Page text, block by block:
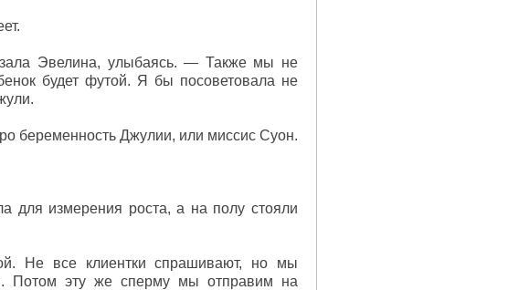
Эвелина, улыбаясь. — Также мы не
будет футой. Я бы посоветовала не
беременность Джулии, или миссис Суон.
для измерения роста, а на полу стояли
Не все клиентки спрашивают, но мы
Потом эту же сперму мы отправим на